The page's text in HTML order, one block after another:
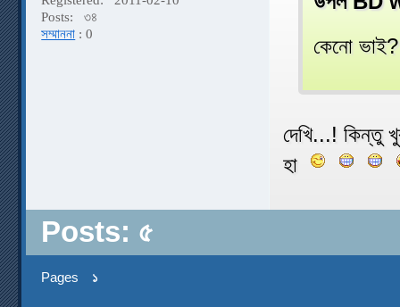
Posts:
৩৪
সম্মাননা : 0
কেনো ভাই?
দেখি...! কিন্তু
হা
Posts: ৫
Pages ১